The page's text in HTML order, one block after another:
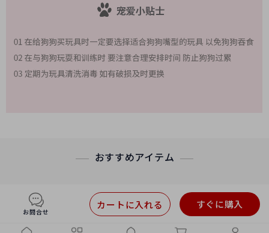
おすすめアイテム
お問合せ
すぐに購入
カートに入れる